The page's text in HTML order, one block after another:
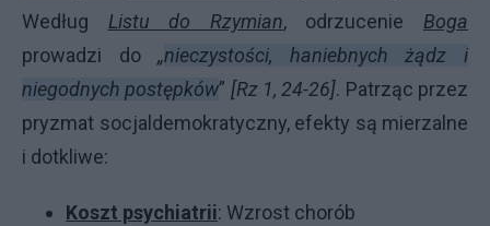
Według Listu do Rzymian, odrzucenie Boga
prowadzi do„nieczystości, haniebnych żądz i
niegodnych postępków” [Rz 1, 24-26]. Patrząc przez
pryzmat socjaldemokratyczny, efekty są mierzalne
i dotkliwe:
Koszt psychiatrii: Wzrost chorób